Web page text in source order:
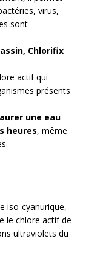
virus,
sont
Chlorifix
actif qui
présents
une eau
heures, même
iso-cyanurique,
le chlore actif de
ultraviolets du